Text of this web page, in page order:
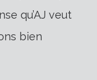
qu’AJ veut
bien